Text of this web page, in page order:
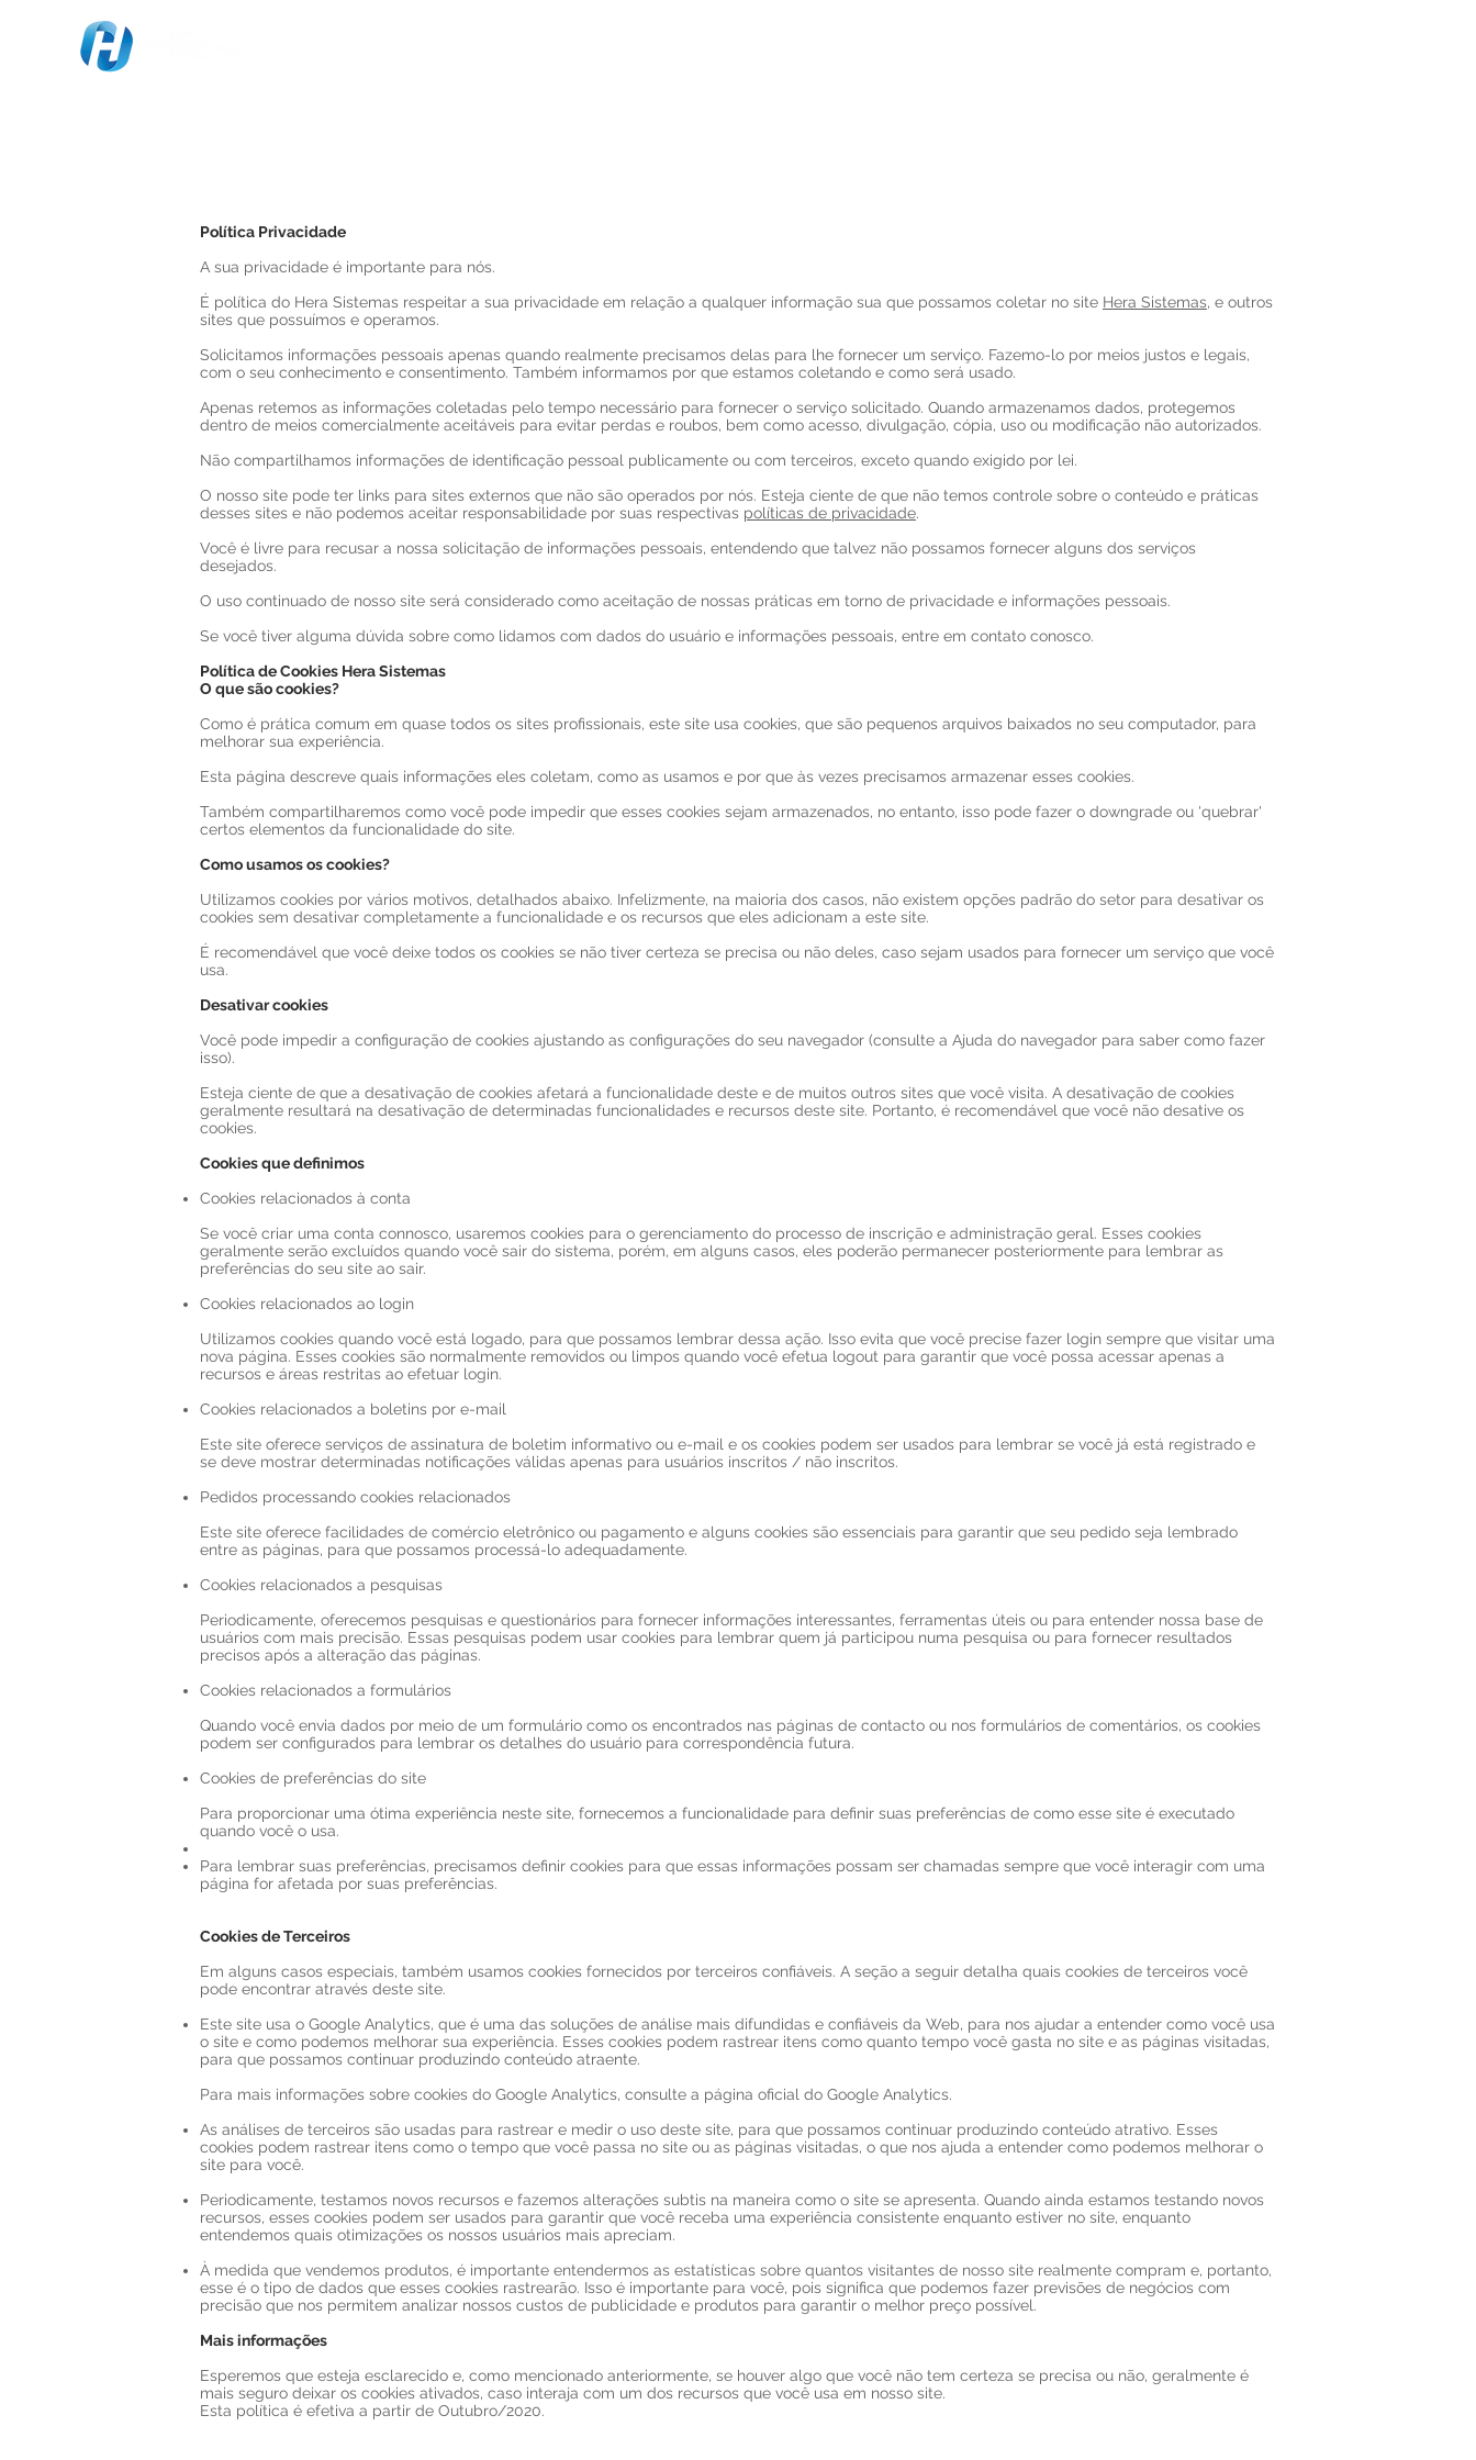
Política Privacidade
A sua privacidade é importante para nós.
É política do Hera Sistemas respeitar a sua privacidade em relação a qualquer informação sua que possamos coletar no site Hera Sistemas, e outros
sites que possuímos e operamos.
Solicitamos informações pessoais apenas quando realmente precisamos delas para lhe fornecer um serviço. Fazemo-lo por meios justos e legais,
com o seu conhecimento e consentimento. Também informamos por que estamos coletando e como será usado.
Apenas retemos as informações coletadas pelo tempo necessário para fornecer o serviço solicitado. Quando armazenamos dados, protegemos
dentro de meios comercialmente aceitáveis ​​para evitar perdas e roubos, bem como acesso, divulgação, cópia, uso ou modificação não autorizados.
Não compartilhamos informações de identificação pessoal publicamente ou com terceiros, exceto quando exigido por lei.
O nosso site pode ter links para sites externos que não são operados por nós. Esteja ciente de que não temos controle sobre o conteúdo e práticas
desses sites e não podemos aceitar responsabilidade por suas respectivas políticas de privacidade.
Você é livre para recusar a nossa solicitação de informações pessoais, entendendo que talvez não possamos fornecer alguns dos serviços
desejados.
O uso continuado de nosso site será considerado como aceitação de nossas práticas em torno de privacidade e informações pessoais.
Se você tiver alguma dúvida sobre como lidamos com dados do usuário e informações pessoais, entre em contato conosco.
Política de Cookies Hera Sistemas
O que são cookies?
Como é prática comum em quase todos os sites profissionais, este site usa cookies, que são pequenos arquivos baixados no seu computador, para
melhorar sua experiência.
Esta página descreve quais informações eles coletam, como as usamos e por que às vezes precisamos armazenar esses cookies.
Também compartilharemos como você pode impedir que esses cookies sejam armazenados, no entanto, isso pode fazer o downgrade ou 'quebrar'
certos elementos da funcionalidade do site.
Como usamos os cookies?
Utilizamos cookies por vários motivos, detalhados abaixo. Infelizmente, na maioria dos casos, não existem opções padrão do setor para desativar os
cookies sem desativar completamente a funcionalidade e os recursos que eles adicionam a este site.
É recomendável que você deixe todos os cookies se não tiver certeza se precisa ou não deles, caso sejam usados ​​para fornecer um serviço que você
usa.
Desativar cookies
Você pode impedir a configuração de cookies ajustando as configurações do seu navegador (consulte a Ajuda do navegador para saber como fazer
isso).
Esteja ciente de que a desativação de cookies afetará a funcionalidade deste e de muitos outros sites que você visita. A desativação de cookies
geralmente resultará na desativação de determinadas funcionalidades e recursos deste site. Portanto, é recomendável que você não desative os
cookies.
Cookies que definimos
Cookies relacionados à conta
Se você criar uma conta connosco, usaremos cookies para o gerenciamento do processo de inscrição e administração geral. Esses cookies
geralmente serão excluídos quando você sair do sistema, porém, em alguns casos, eles poderão permanecer posteriormente para lembrar as
preferências do seu site ao sair.
Cookies relacionados ao login
Utilizamos cookies quando você está logado, para que possamos lembrar dessa ação. Isso evita que você precise fazer login sempre que visitar uma
nova página. Esses cookies são normalmente removidos ou limpos quando você efetua logout para garantir que você possa acessar apenas a
recursos e áreas restritas ao efetuar login.
Cookies relacionados a boletins por e-mail
Este site oferece serviços de assinatura de boletim informativo ou e-mail e os cookies podem ser usados ​​para lembrar se você já está registrado e
se deve mostrar determinadas notificações válidas apenas para usuários inscritos / não inscritos.
Pedidos processando cookies relacionados
Este site oferece facilidades de comércio eletrônico ou pagamento e alguns cookies são essenciais para garantir que seu pedido seja lembrado
entre as páginas, para que possamos processá-lo adequadamente.
Cookies relacionados a pesquisas
Periodicamente, oferecemos pesquisas e questionários para fornecer informações interessantes, ferramentas úteis ou para entender nossa base de
usuários com mais precisão. Essas pesquisas podem usar cookies para lembrar quem já participou numa pesquisa ou para fornecer resultados
precisos após a alteração das páginas.
Cookies relacionados a formulários
Quando você envia dados por meio de um formulário como os encontrados nas páginas de contacto ou nos formulários de comentários, os cookies
podem ser configurados para lembrar os detalhes do usuário para correspondência futura.
Cookies de preferências do site
Para proporcionar uma ótima experiência neste site, fornecemos a funcionalidade para definir suas preferências de como esse site é executado
quando você o usa.
Para lembrar suas preferências, precisamos definir cookies para que essas informações possam ser chamadas sempre que você interagir com uma
página for afetada por suas preferências.
Cookies de Terceiros
Em alguns casos especiais, também usamos cookies fornecidos por terceiros confiáveis. A seção a seguir detalha quais cookies de terceiros você
pode encontrar através deste site.
Este site usa o Google Analytics, que é uma das soluções de análise mais difundidas e confiáveis ​​da Web, para nos ajudar a entender como você usa
o site e como podemos melhorar sua experiência. Esses cookies podem rastrear itens como quanto tempo você gasta no site e as páginas visitadas,
para que possamos continuar produzindo conteúdo atraente.
Para mais informações sobre cookies do Google Analytics, consulte a página oficial do Google Analytics.
As análises de terceiros são usadas para rastrear e medir o uso deste site, para que possamos continuar produzindo conteúdo atrativo. Esses
cookies podem rastrear itens como o tempo que você passa no site ou as páginas visitadas, o que nos ajuda a entender como podemos melhorar o
site para você.
Periodicamente, testamos novos recursos e fazemos alterações subtis na maneira como o site se apresenta. Quando ainda estamos testando novos
recursos, esses cookies podem ser usados ​​para garantir que você receba uma experiência consistente enquanto estiver no site, enquanto
entendemos quais otimizações os nossos usuários mais apreciam.
À medida que vendemos produtos, é importante entendermos as estatísticas sobre quantos visitantes de nosso site realmente compram e, portanto,
esse é o tipo de dados que esses cookies rastrearão. Isso é importante para você, pois significa que podemos fazer previsões de negócios com
precisão que nos permitem analizar nossos custos de publicidade e produtos para garantir o melhor preço possível.
Mais informações
Esperemos que esteja esclarecido e, como mencionado anteriormente, se houver algo que você não tem certeza se precisa ou não, geralmente é
mais seguro deixar os cookies ativados, caso interaja com um dos recursos que você usa em nosso site.
Esta política é efetiva a partir de Outubro/2020.